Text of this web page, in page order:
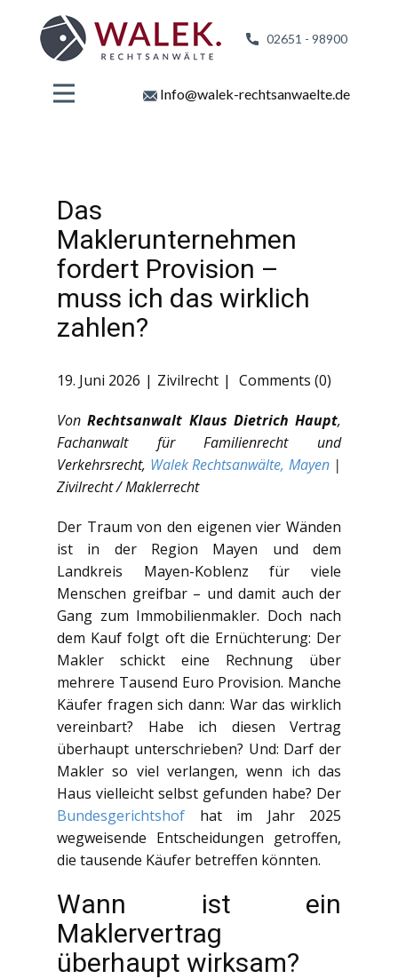
02651 - 98900
Info@walek-rechtsanwaelte.de
Das
Maklerunternehmen
fordert Provision –
muss ich das wirklich
zahlen?
19. Juni 2026 Zivilrecht Comments (0)
VonRechtsanwalt Klaus Dietrich Haupt,
Fachanwalt für Familienrecht und
Verkehrsrecht, Walek Rechtsanwälte, Mayen|
Zivilrecht / Maklerrecht
Der Traum von den eigenen vier Wänden
ist in der Region Mayen und dem
Landkreis Mayen-Koblenz für viele
Menschen greifbar – und damit auch der
Gang zum Immobilienmakler. Doch nach
dem Kauf folgt oft die Ernüchterung: Der
Makler schickt eine Rechnung über
mehrere Tausend Euro Provision. Manche
Käufer fragen sich dann: War das wirklich
vereinbart? Habe ich diesen Vertrag
überhaupt unterschrieben? Und: Darf der
Makler so viel verlangen, wenn ich das
Haus vielleicht selbst gefunden habe? Der
Bundesgerichtshof hat im Jahr 2025
wegweisende Entscheidungen getroffen,
die tausende Käufer betreffen könnten.
Wann ist ein
Maklervertrag
überhaupt wirksam?